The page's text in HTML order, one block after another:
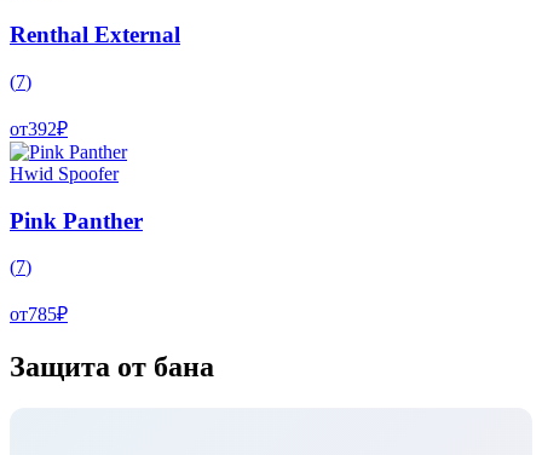
Renthal External
(7)
от392₽
Hwid Spoofer
Pink Panther
(7)
от785₽
Защита от бана